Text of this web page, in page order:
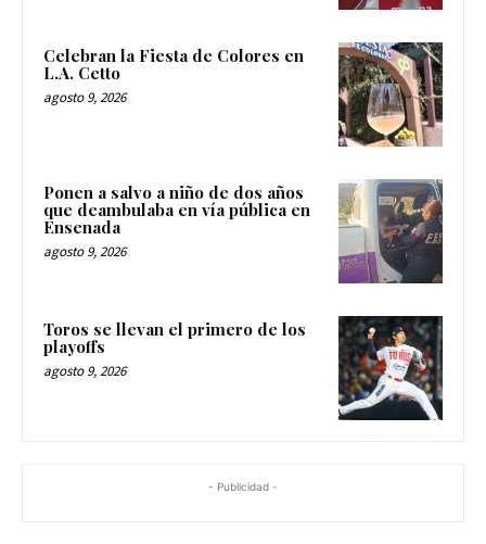
Celebran la Fiesta de Colores en
L.A. Cetto
agosto 9, 2026
Ponen a salvo a niño de dos años
que deambulaba en vía pública en
Ensenada
agosto 9, 2026
Toros se llevan el primero de los
playoffs
agosto 9, 2026
- Publicidad -